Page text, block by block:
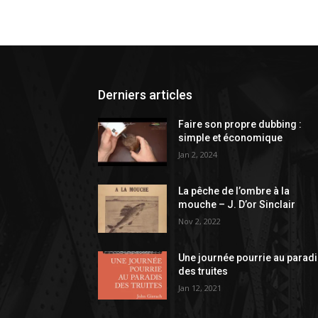
Derniers articles
Faire son propre dubbing :
simple et économique
Jan 2, 2024
La pêche de l’ombre à la
mouche – J. D’or Sinclair
Nov 2, 2022
Une journée pourrie au
des truites
Jan 12, 2021